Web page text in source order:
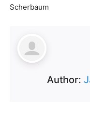
Scherbaum
Author: